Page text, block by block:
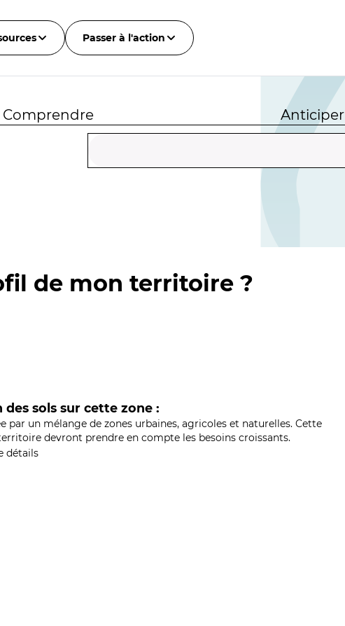
Passer à l'action
Comprendre Anticiper
de mon territoire ?
des sols sur cette zone :
un mélange de zones urbaines, agricoles et naturelles. Cette
devront prendre en compte les besoins croissants.
détails